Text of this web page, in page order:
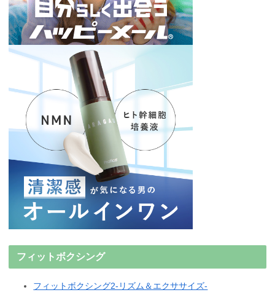
フィットボクシング
フィットボクシング2-リズム＆エクササイズ-